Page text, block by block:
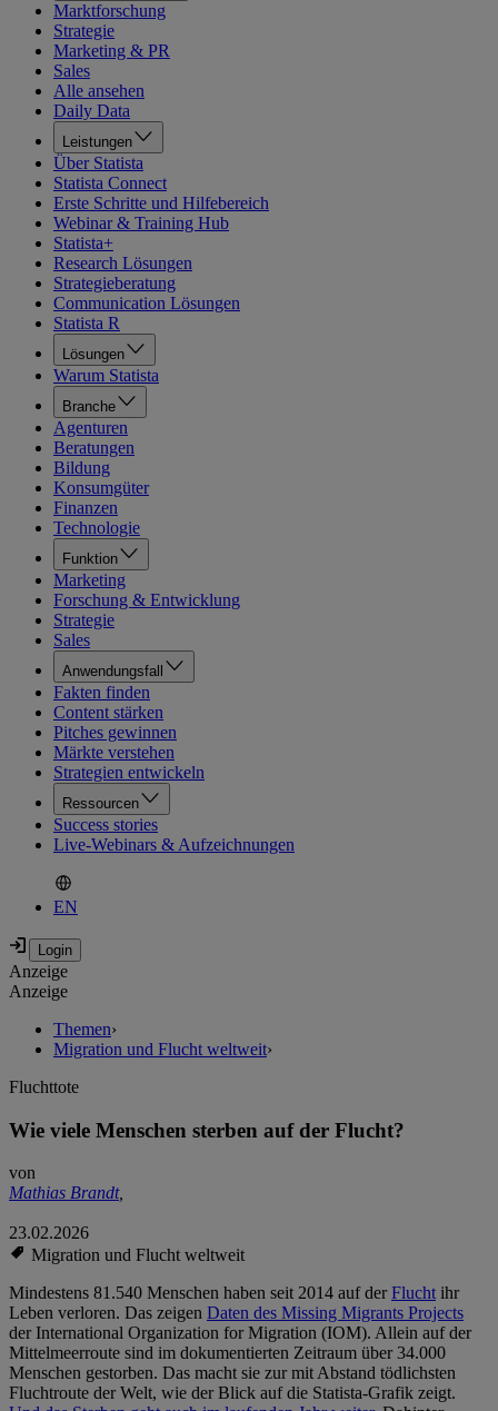
Marktforschung
Strategie
Marketing & PR
Sales
Alle ansehen
Daily Data
Leistungen
Über Statista
Statista Connect
Erste Schritte und Hilfebereich
Webinar & Training Hub
Statista+
Research Lösungen
Strategieberatung
Communication Lösungen
Statista R
Lösungen
Warum Statista
Branche
Agenturen
Beratungen
Bildung
Konsumgüter
Finanzen
Technologie
Funktion
Marketing
Forschung & Entwicklung
Strategie
Sales
Anwendungsfall
Fakten finden
Content stärken
Pitches gewinnen
Märkte verstehen
Strategien entwickeln
Ressourcen
Success stories
Live-Webinars & Aufzeichnungen
EN
Anzeige
Anzeige
Themen›
Migration und Flucht weltweit›
Fluchttote
Wie viele Menschen sterben auf der Flucht?
von
Mathias Brandt,
23.02.2026
Migration und Flucht weltweit
Mindestens 81.540 Menschen haben seit 2014 auf derFluchtihr
Leben verloren. Das zeigen Daten des Missing Migrants Projects
der International Organization for Migration (IOM). Allein auf der
Mittelmeerroute sind im dokumentierten Zeitraum über 34.000
Menschen gestorben. Das macht sie zur mit Abstand tödlichsten
Fluchtroute der Welt, wie der Blick auf die Statista-Grafik zeigt.